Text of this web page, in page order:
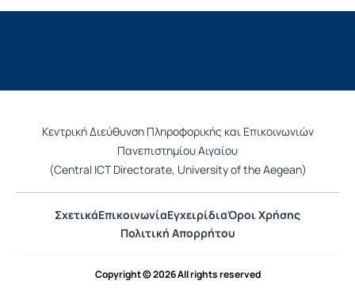
Κεντρική Διεύθυνση Πληροφορικής και Επικοινωνιών
Πανεπιστημίου Αιγαίου
(Central ICT Directorate, University of the Aegean)
ΣχετικάΕπικοινωνίαΕγχειρίδιαΌροι Χρήσης
Πολιτική Απορρήτου
Copyright © 2026 All rights reserved